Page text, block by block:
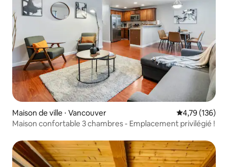
Maison de ville ⋅ Vancouver Évaluation
4,79 (136)
Maison confortable 3 chambres - Emplacement privilégié !